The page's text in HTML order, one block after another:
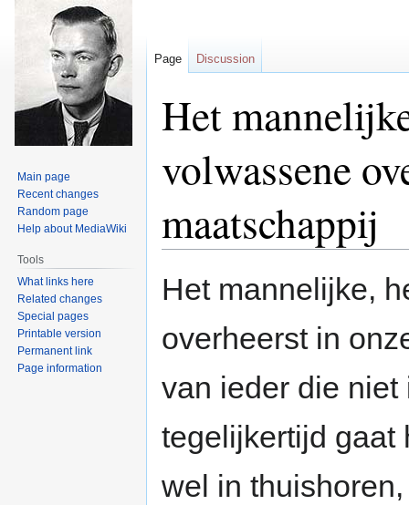
Het
volwassene
maatschappij
to
to
Het mannelijke,
overheerst in
van ieder die
tegelijkertijd gaat
wel in
Page Discussion
Main page
Recent changes
Random page
Help about MediaWiki
Tools
What links here
Related changes
Special pages
Printable version
Permanent link
Page information